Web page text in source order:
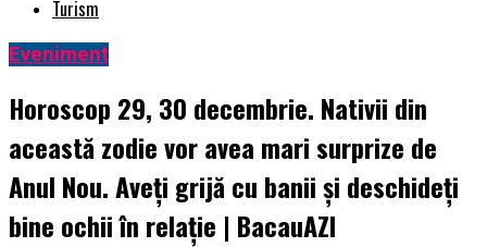
Turism
Eveniment
Horoscop 29, 30 decembrie. Nativii din
această zodie vor avea mari surprize de
Anul Nou. Aveți grijă cu banii și deschideți
bine ochii în relație | BacauAZI